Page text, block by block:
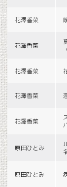
花澤香菜
花澤香菜
花澤香菜
花澤香菜
花澤香菜
原田ひとみ
原田ひとみ